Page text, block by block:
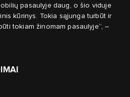
pasaulyje daug, o šio viduje
kūrinys. Tokia sąjunga turbūt ir
tokiam žinomam pasaulyje“, –